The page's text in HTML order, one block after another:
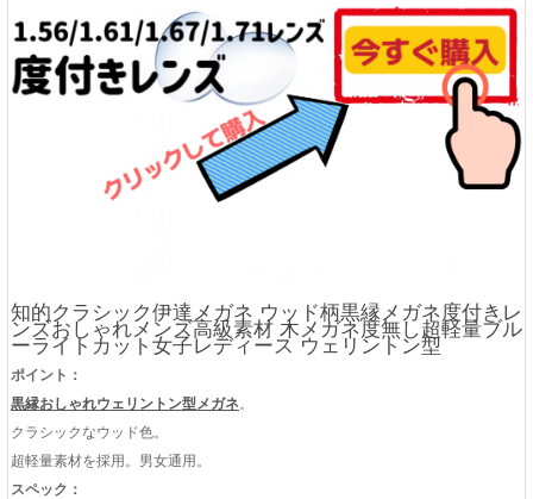
知的クラシック伊達メガネ ウッド柄黒縁メガネ度付きレ
ンズおしゃれメンズ高級素材 木メガネ度無し超軽量ブル
ーライトカット女子レディース ウェリントン型
ポイント：
黒縁おしゃれウェリントン型メガネ。
クラシックなウッド色。
超軽量素材を採用。男女通用。
スペック：